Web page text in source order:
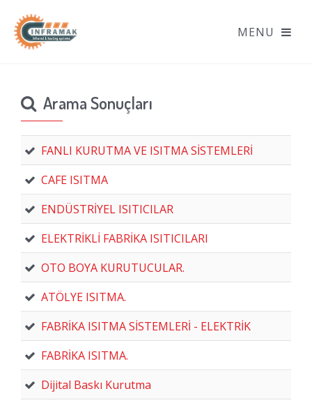
Arama Sonuçları
FANLI KURUTMA VE ISITMA SİSTEMLERİ
CAFE ISITMA
ENDÜSTRİYEL ISITICILAR
ELEKTRİKLİ FABRİKA ISITICILARI
OTO BOYA KURUTUCULAR.
ATÖLYE ISITMA.
FABRİKA ISITMA SİSTEMLERİ - ELEKTRİK
FABRİKA ISITMA.
Dijital Baskı Kurutma